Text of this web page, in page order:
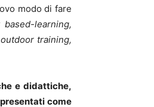
modo di fare
learning,
training,
e didattiche,
come